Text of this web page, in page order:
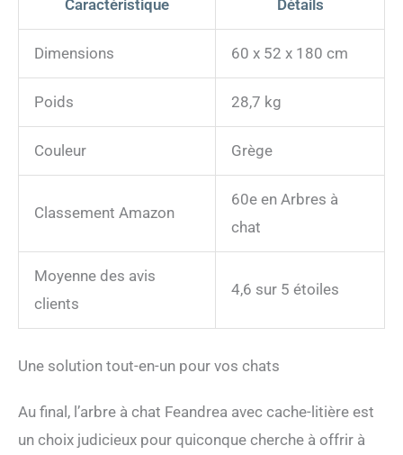
Caractéristique Détails
Dimensions 60 x 52 x 180 cm
Poids 28,7 kg
Couleur Grège
Classement Amazon
60e en Arbres à
chat
Moyenne des avis
clients
4,6 sur 5 étoiles
Une solution tout-en-un pour vos chats
Au final, l’arbre à chat Feandrea avec cache-litière est
un choix judicieux pour quiconque cherche à offrir à